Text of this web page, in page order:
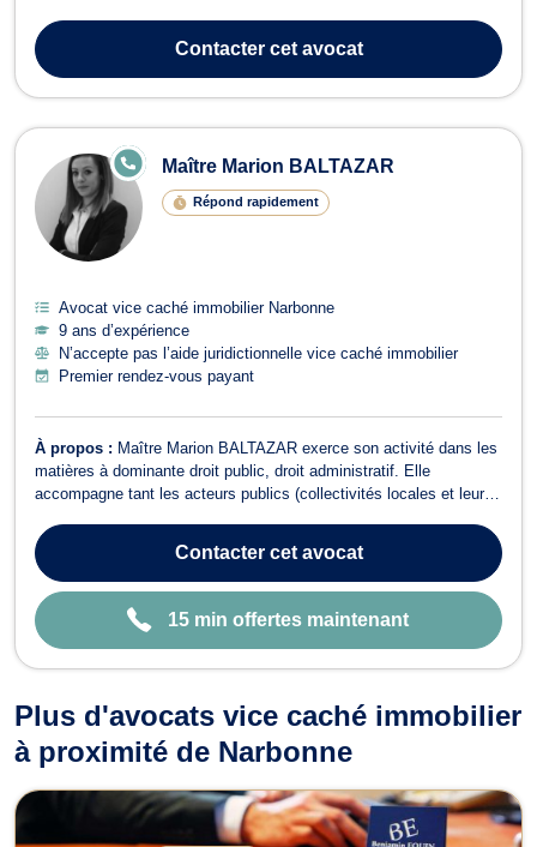
vous accompagne en droit commercial, des affaires et de la
concurrence pour...
Contactercet avocat
Maître Marion BALTAZAR
Répond rapidement
E
N
G
N
E
Avocat vice caché immobilier Narbonne
9 ans d’expérience
N’accepte pas l’aide juridictionnelle vice caché immobilier
Premier rendez-vous payant
À propos : Maître Marion BALTAZAR exerce son activité dans les
matières à dominante droit public, droit administratif. Elle
accompagne tant les acteurs publics (collectivités locales et leurs
vous conseiller et vous assister en droit de l'urbanisme ou encore
en droit de ...
Contactercet avocat
15 min offertes maintenant
Plus d'avocats vice caché immobilier
à proximité de Narbonne